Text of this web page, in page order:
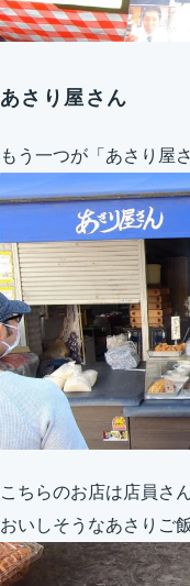
あさり屋さん
もう一つが「あさり屋
こちらのお店は店員さ
おいしそうなあさりご